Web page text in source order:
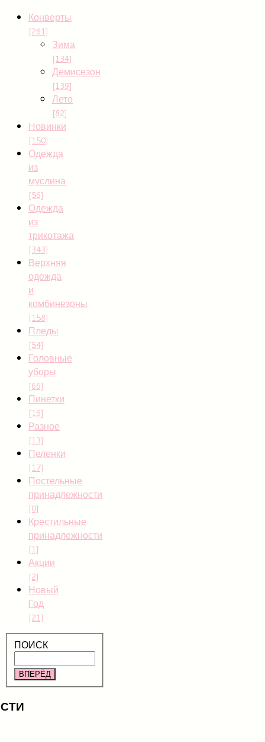
Конверты
[261]
Зима
[134]
Демисезон
[139]
Лето
[82]
Новинки
[150]
Одежда
из
муслина
[56]
Одежда
из
трикотажа
[343]
Верхняя
одежда
и
комбинезоны
[158]
Пледы
[54]
Головные
уборы
[66]
Пинетки
[16]
Разное
[13]
Пеленки
[17]
Постельные
принадлежности
[0]
Крестильные
принадлежности
[1]
Акции
[2]
Новый
Год
[21]
ПОИСК
ВПЕРЁД